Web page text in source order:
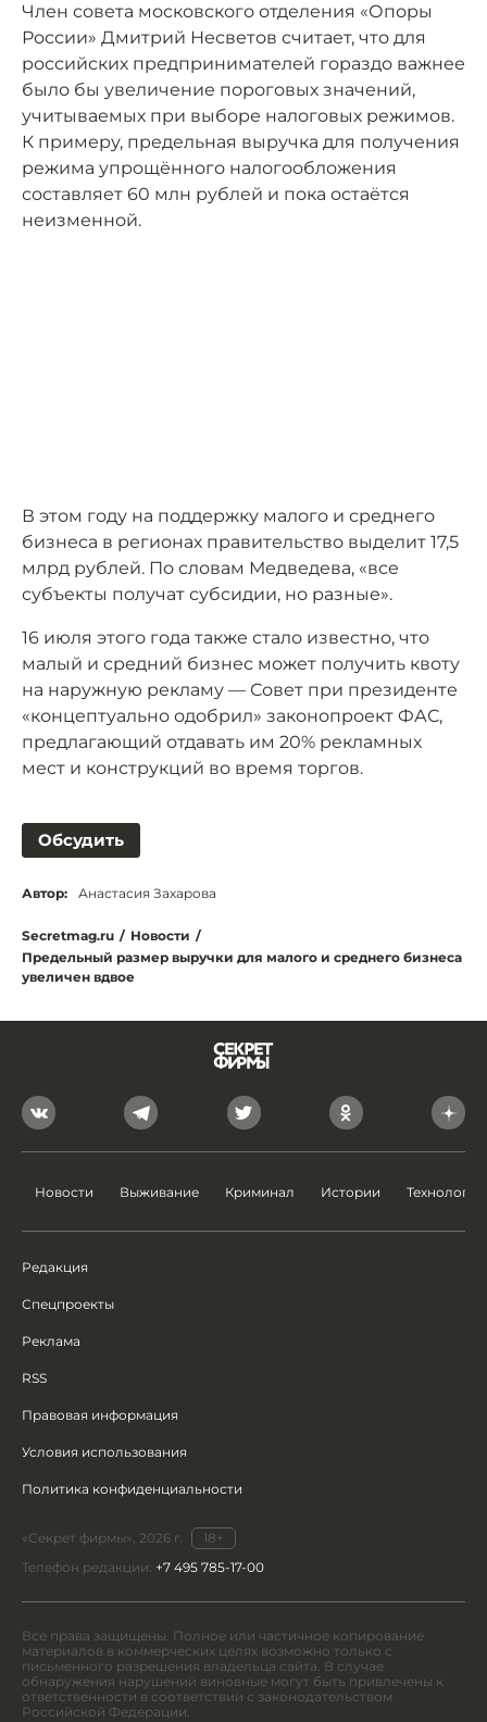
Член совета московского отделения «Опоры
России» Дмитрий Несветов считает, что для
российских предпринимателей гораздо важнее
было бы увеличение пороговых значений,
учитываемых при выборе налоговых режимов.
К примеру, предельная выручка для получения
режима упрощённого налогообложения
составляет 60 млн рублей и пока остаётся
неизменной.
В этом году на поддержку малого и среднего
бизнеса в регионах правительство выделит 17,5
млрд рублей. По словам Медведева, «все
субъекты получат субсидии, но разные».
16 июля этого года также стало известно, что
малый и средний бизнес может получить квоту
на наружную рекламу — Совет при президенте
«концептуально одобрил» законопроект ФАС,
предлагающий отдавать им 20% рекламных
мест и конструкций во время торгов.
Обсудить
Автор: Анастасия Захарова
Secretmag.ru / Новости /
Предельный размер выручки для малого и среднего бизнеса
увеличен вдвое
Новости Выживание Криминал Истории Технологии
Редакция
Спецпроекты
Реклама
RSS
Правовая информация
Условия использования
Политика конфиденциальности
«Секрет фирмы», 2026 г.
18+
Телефон редакции: +7 495 785-17-00
Все права защищены. Полное или частичное копирование
материалов в коммерческих целях возможно только с
письменного разрешения владельца сайта. В случае
обнаружения нарушений виновные могут быть привлечены к
ответственности в соответствии с законодательством
Российской Федерации.